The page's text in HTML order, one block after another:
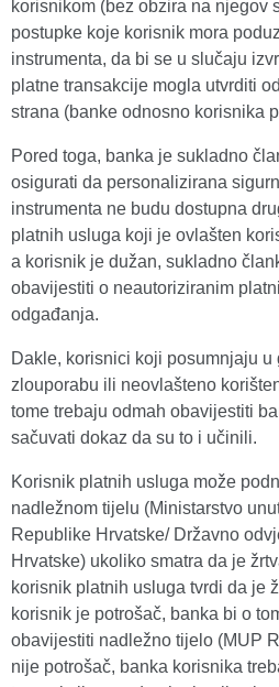
korisnikom (bez obzira na njegov
postupke koje korisnik mora
instrumenta, da bi se u slučaju
platne transakcije mogla utvrditi
strana (banke odnosno korisnika
Pored toga, banka je sukladno
osigurati da personalizirana
instrumenta ne budu dostupna
platnih usluga koji je ovlašten
a korisnik je dužan, sukladno
obavijestiti o neautoriziranim
odgađanja.
Dakle, korisnici koji posumnjaju u
zlouporabu ili neovlašteno
tome trebaju odmah obavijestiti
sačuvati dokaz da su to i učinili.
Korisnik platnih usluga može
nadležnom tijelu (Ministarstvo
Republike Hrvatske/ Državno
Hrvatske) ukoliko smatra da je
korisnik platnih usluga tvrdi da je
korisnik je potrošač, banka bi o
obavijestiti nadležno tijelo (MUP
nije potrošač, banka korisnika